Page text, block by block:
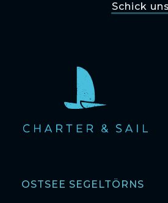
OSTSEE SEGELTÖRNS
Schick